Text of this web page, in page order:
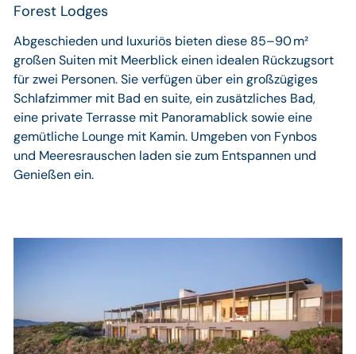
Forest Lodges
Abgeschieden und luxuriös bieten diese 85–90 m²
großen Suiten mit Meerblick einen idealen Rückzugsort
für zwei Personen. Sie verfügen über ein großzügiges
Schlafzimmer mit Bad en suite, ein zusätzliches Bad,
eine private Terrasse mit Panoramablick sowie eine
gemütliche Lounge mit Kamin. Umgeben von Fynbos
und Meeresrauschen laden sie zum Entspannen und
Genießen ein.